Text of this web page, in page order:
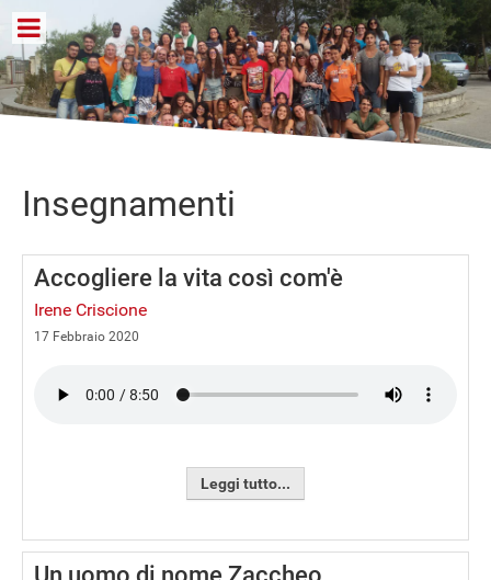
Insegnamenti
Accogliere la vita così com'è
Irene Criscione
17 Febbraio 2020
Leggi tutto...